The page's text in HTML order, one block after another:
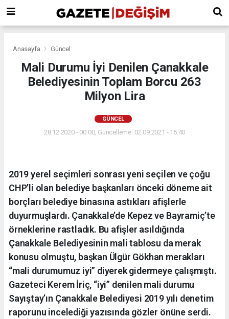
Anasayfa Güncel
Mali Durumu İyi Denilen Çanakkale
Belediyesinin Toplam Borcu 263
Milyon Lira
GÜNCEL
28.12.2020 - 00:00, Güncelleme: 02.09.2021 - 15:40
2019 yerel seçimleri sonrası yeni seçilen ve çoğu
CHP’li olan belediye başkanları önceki döneme ait
borçları belediye binasına astıkları afişlerle
duyurmuşlardı. Çanakkale’de Kepez ve Bayramiç’te
örneklerine rastladık. Bu afişler asıldığında
Çanakkale Belediyesinin mali tablosu da merak
konusu olmuştu, başkan Ülgür Gökhan merakları
“mali durumumuz iyi” diyerek gidermeye çalışmıştı.
Gazeteci Kerem İriç, “iyi” denilen mali durumu
Sayıştay’ın Çanakkale Belediyesi 2019 yılı denetim
raporunu incelediği yazısında gözler önüne serdi.